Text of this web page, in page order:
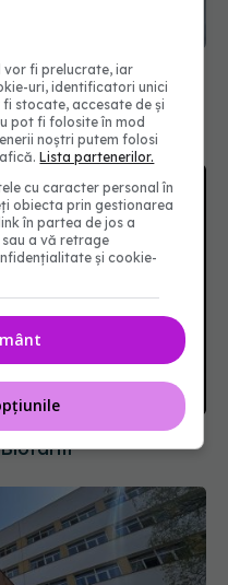
regulile
Ce se modifică
la vânzare în
vor fi prelucrate, iar
uri, identificatori unici
stocate, accesate de și
pot fi folosite în mod
noștri putem folosi
Lista partenerilor.
cu caracter personal în
obiecta prin gestionarea
în partea de jos a
a vă retrage
și cookie-